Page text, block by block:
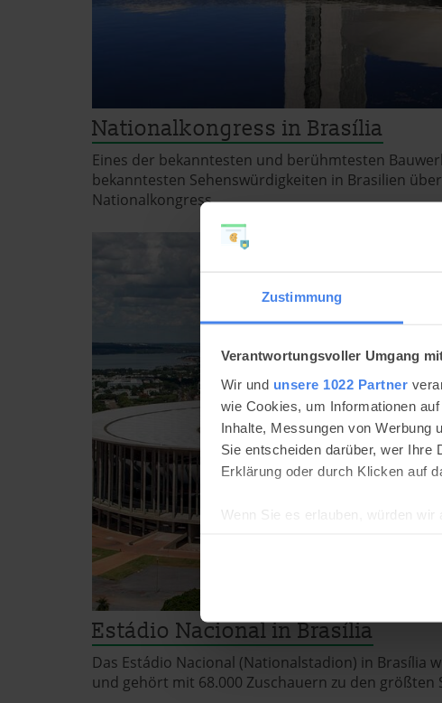
Zustimmung
Verantwortungsvoller Umgang
Wir und unsere 1022 Partner
wie Cookies, um Informationen
Inhalte, Messungen von Werbung
Sie entscheiden darüber, wer Ihre
Erklärung oder durch Klicken auf
Wenn Sie es erlauben, würden wir
Erfahren Sie mehr darüber, wie
brasiloo.de verwendet Cookies
Einige von ihnen sind notwendig,
Nationalkongress in Brasília
Eines der bekanntesten und berühmtesten
bekanntesten Sehenswürdigkeiten in Brasilien
Nationalkongress.
Estádio Nacional in Brasília
Das Estádio Nacional (Nationalstadion) in Brasília
und gehört mit 68.000 Zuschauern zu den größten